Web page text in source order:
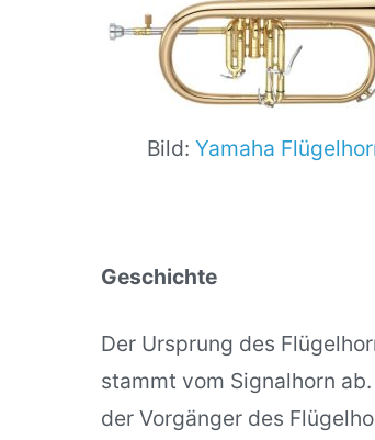
Bild: Yamaha
Geschichte
Der Ursprung des
stammt vom Signalhorn
der Vorgänger des